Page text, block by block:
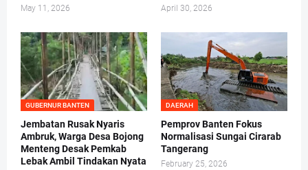
May 11, 2026 April 30, 2026
GUBERNUR BANTEN
Jembatan Rusak Nyaris
Ambruk, Warga Desa Bojong
Menteng Desak Pemkab
Lebak Ambil Tindakan Nyata
DAERAH
Pemprov Banten Fokus
Normalisasi Sungai Cirarab
Tangerang
February 25, 2026